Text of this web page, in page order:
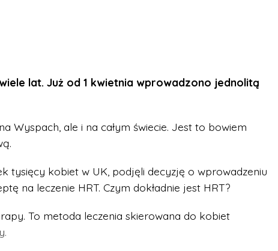
lat. Już od 1 kwietnia wprowadzono jednolitą
Wyspach, ale i na całym świecie. Jest to bowiem
tysięcy kobiet w UK, podjęli decyzję o wprowadzeniu
na leczenie HRT. Czym dokładnie jest HRT?
To metoda leczenia skierowana do kobiet